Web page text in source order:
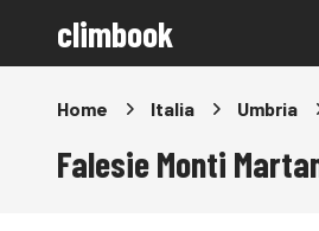
climbook
Home Italia Umbria
Falesie Monti